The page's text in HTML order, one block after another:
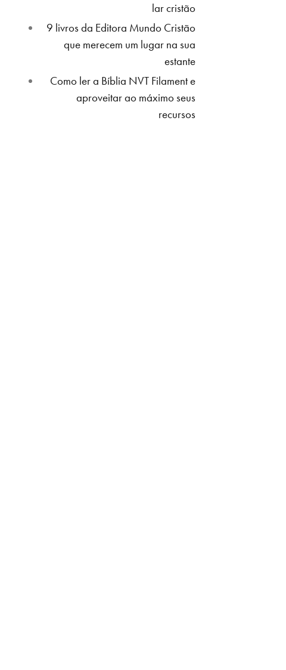
lar cristão
9 livros da Editora Mundo Cristão
que merecem um lugar na sua
estante
Como ler a Bíblia NVT Filament e
aproveitar ao máximo seus
recursos